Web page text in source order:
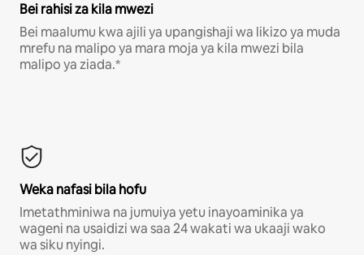
Bei rahisi za kila mwezi
Bei maalumu kwa ajili ya upangishaji wa likizo ya muda
mrefu na malipo ya mara moja ya kila mwezi bila
malipo ya ziada.*
Weka nafasi bila hofu
Imetathminiwa na jumuiya yetu inayoaminika ya
wageni na usaidizi wa saa 24 wakati wa ukaaji wako
wa siku nyingi.